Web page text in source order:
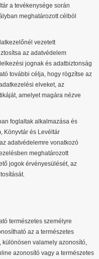
a tevékenysége során
meghatározott célból
vezetett
az adatvédelem
jognak és adatbiztonság
további célja, hogy rögzítse az
elveket, az
amelyet magára nézve
foglaltak alkalmazása és
Könyvtár és Levéltár
adatvédelemre vonatkozó
meghatározott
jogok érvényesülését, az
természetes személyre
az a természetes
különösen valamely azonosító,
azonosító vagy a természetes